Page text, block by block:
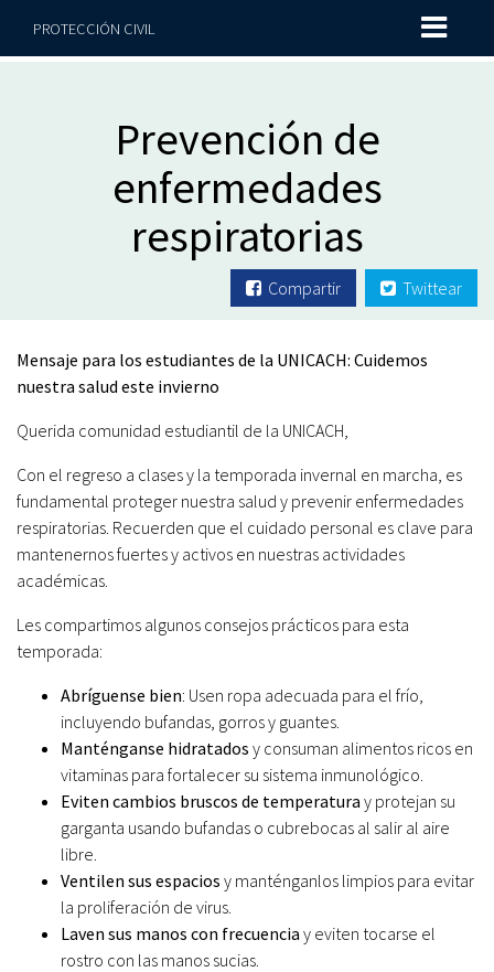
PROTECCIÓN CIVIL
Prevención de
enfermedades
respiratorias
Compartir Twittear
Mensaje para los estudiantes de la UNICACH: Cuidemos
nuestra salud este invierno
Querida comunidad estudiantil de la UNICACH,
Con el regreso a clases y la temporada invernal en marcha, es
fundamental proteger nuestra salud y prevenir enfermedades
respiratorias. Recuerden que el cuidado personal es clave para
mantenernos fuertes y activos en nuestras actividades
académicas.
Les compartimos algunos consejos prácticos para esta
temporada:
Abríguense bien: Usen ropa adecuada para el frío,
incluyendo bufandas, gorros y guantes.
Manténganse hidratados y consuman alimentos ricos en
vitaminas para fortalecer su sistema inmunológico.
Eviten cambios bruscos de temperatura y protejan su
garganta usando bufandas o cubrebocas al salir al aire
libre.
Ventilen sus espacios y manténganlos limpios para evitar
la proliferación de virus.
Laven sus manos con frecuencia y eviten tocarse el
rostro con las manos sucias.